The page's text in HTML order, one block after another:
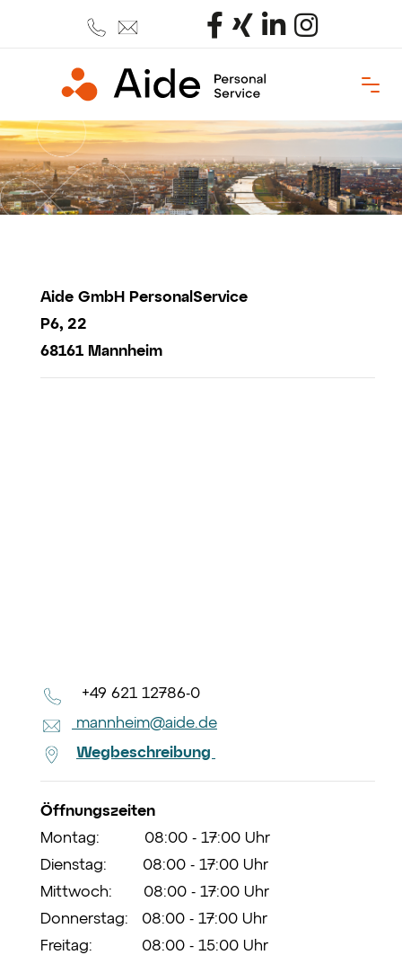
Aide GmbH PersonalService
P6, 22
68161 Mannheim
+49 621 12786-0
mannheim@aide.de
Wegbeschreibung
Öffnungszeiten
Montag: 08:00 - 17:00 Uhr
Dienstag: 08:00 - 17:00 Uhr
Mittwoch: 08:00 - 17:00 Uhr
Donnerstag: 08:00 - 17:00 Uhr
Freitag: 08:00 - 15:00 Uhr